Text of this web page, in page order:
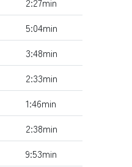
5:04min
3:48min
2:33min
1:46min
2:38min
9:53min